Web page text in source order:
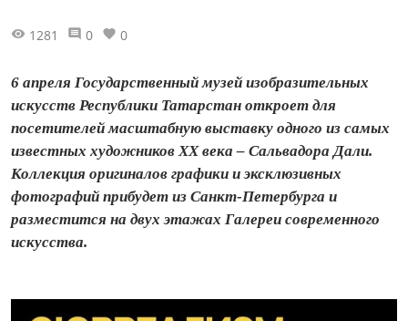
1281 0 0
6 апреля Государственный музей изобразительных
искусств Республики Татарстан откроет для
посетителей масштабную выставку одного из самых
известных художников ХХ века – Сальвадора Дали.
Коллекция оригиналов графики и эксклюзивных
фотографий прибудет из Санкт-Петербурга и
разместится на двух этажах Галереи современного
искусства.